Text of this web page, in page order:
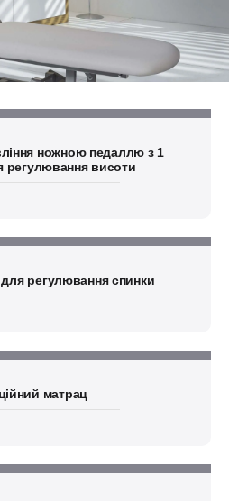
ножною педаллю з 1
регулювання висоти
регулювання спинки
матрац